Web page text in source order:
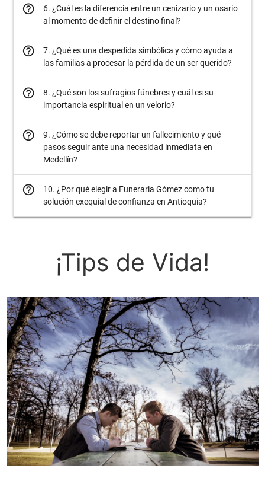
help_outline
6. ¿Cuál es la diferencia entre un cenizario y un osario
al momento de definir el destino final?
help_outline
7. ¿Qué es una despedida simbólica y cómo ayuda a
las familias a procesar la pérdida de un ser querido?
help_outline
8. ¿Qué son los sufragios fúnebres y cuál es su
importancia espiritual en un velorio?
help_outline
9. ¿Cómo se debe reportar un fallecimiento y qué
pasos seguir ante una necesidad inmediata en
Medellín?
help_outline
10. ¿Por qué elegir a Funeraria Gómez como tu
solución exequial de confianza en Antioquia?
¡Tips de Vida!